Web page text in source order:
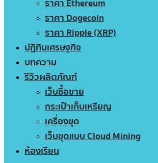
ราคา Ethereum
ราคา Dogecoin
ราคา Ripple (XRP)
ปฏิทินเศรษฐกิจ
บทความ
รีวิวผลิตภัณฑ์
เว็บซื้อขาย
กระเป๋าเก็บเหรียญ
เครื่องขุด
เว็บขุดแบบ Cloud Mining
ห้องเรียน